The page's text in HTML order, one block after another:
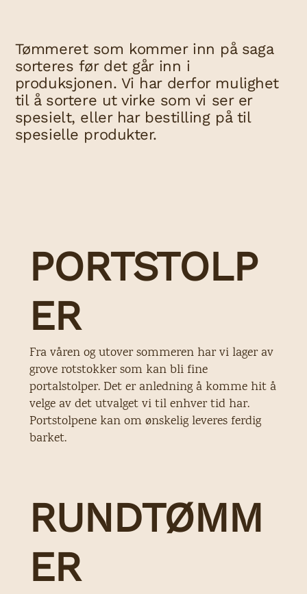
Tømmeret som kommer inn på saga
sorteres før det går inn i
produksjonen. Vi har derfor mulighet
til å sortere ut virke som vi ser er
spesielt, eller har bestilling på til
spesielle produkter.
PORTSTOLP
ER
Fra våren og utover sommeren har vi lager av
grove rotstokker som kan bli fine
portalstolper. Det er anledning å komme hit å
velge av det utvalget vi til enhver tid har.
Portstolpene kan om ønskelig leveres ferdig
barket.
RUNDTØMM
ER